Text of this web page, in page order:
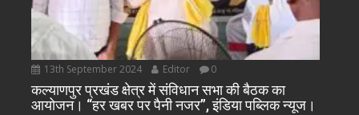
13th September 2024 Editor 0
कल्याणपुर प्रखंड क्षेत्र में संविधान सभा की बैठक का
आयोजन। “हर खबर पर पैनी नजर”, इंडिया पब्लिक न्यूज।